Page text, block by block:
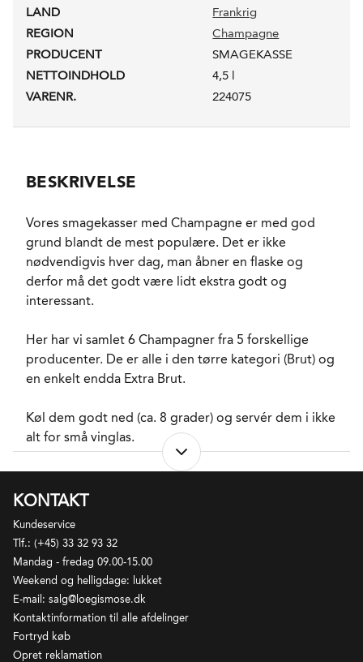
LAND
Frankrig
REGION
Champagne
PRODUCENT
SMAGEKASSE
NETTOINDHOLD
4,5 l
VARENR.
224075
BESKRIVELSE
Vores smagekasser med Champagne er med god
grund blandt de mest populære. Det er ikke
nødvendigvis hver dag, man åbner en flaske og
derfor må det godt være lidt ekstra godt og
interessant.
Her har vi samlet 6 Champagner fra 5 forskellige
producenter. De er alle i den tørre kategori (Brut) og
en enkelt endda Extra Brut.
Køl dem godt ned (ca. 8 grader) og servér dem i ikke
alt for små vinglas.
I denne kasse modtager du:
1 fl.
Champagne Cuvée Les Vallons Brut NV,
Champagne Vaucelle
1 fl.
Champagne de l'Abbatiale Brut 1. Cru NV,
Champagne Locret-Lachaud
1 fl. Champagne Tradition Extra Brut NV, Champagne
Diebolt-Vallois
KONTAKT
Kundeservice
Tlf.: (+45) 33 32 93 32
Mandag - fredag 09.00-15.00
Weekend og helligdage: lukket
E-mail: salg@loegismose.dk
Kontaktinformation til alle afdelinger
Fortryd køb
Opret reklamation